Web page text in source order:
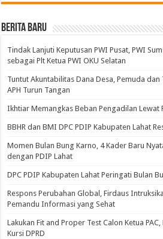
BERITA BARU
Tindak Lanjuti Keputusan PWI Pusat, PWI
sebagai Plt Ketua PWI OKU Selatan
Tuntut Akuntabilitas Dana Desa, Pemuda
APH Turun Tangan
Ikhtiar Memangkas Beban Pengadilan Lewat
BBHR dan BMI DPC PDIP Kabupaten Lahat
Momen Bulan Bung Karno, 4 Kader Baru
dengan PDIP Lahat
DPC PDIP Kabupaten Lahat Peringati Bulan
Respons Perubahan Global, Firdaus
Pemandu Informasi yang Sehat
Lakukan Fit and Proper Test Calon Ketua
Kursi DPRD